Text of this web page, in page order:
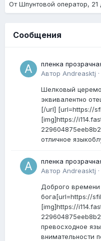
ОтШпунтовой оператор, 21
Сообщения
пленка
Автор Andreasktj ·
Шелковый
эквивалентно
[/url] [url=https://
[img]https://
отличное
пленка
Автор Andreasktj ·
Доброго
бога[url=https://
[img]https://
превосходное
внимательности